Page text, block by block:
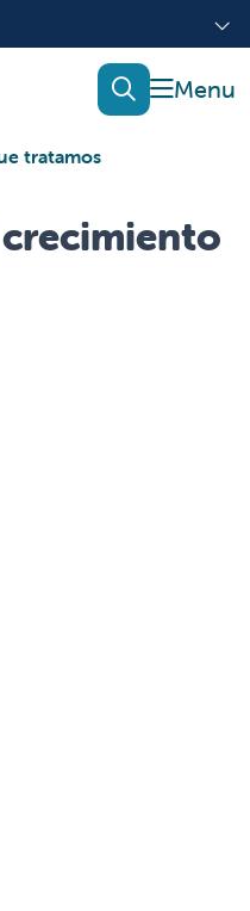
mostrar
buscar
tratamos